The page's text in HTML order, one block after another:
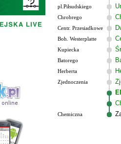
pl.Piłsudskiego
Chrobrego
Centr. Przesiadkowe
Boh. Westerplatte
Kupiecka
Batorego
Herberta
Zjednoczenia
Chemiczna